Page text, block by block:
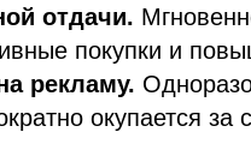
отдачи.
покупки и
рекламу.
окупается